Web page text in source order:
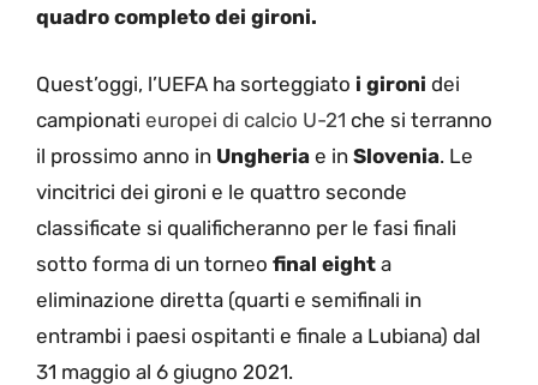
quadro completo dei gironi.
Quest’oggi, l’UEFA ha sorteggiato i gironi dei
campionati europei di calcio U-21 che si terranno
il prossimo anno in Ungheria e in Slovenia. Le
vincitrici dei gironi e le quattro seconde
classificate si qualificheranno per le fasi finali
sotto forma di un torneo final eight a
eliminazione diretta (quarti e semifinali in
entrambi i paesi ospitanti e finale a Lubiana) dal
31 maggio al 6 giugno 2021.